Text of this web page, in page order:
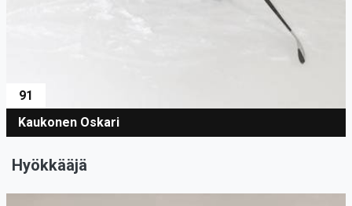
91
Kaukonen Oskari
Hyökkääjä